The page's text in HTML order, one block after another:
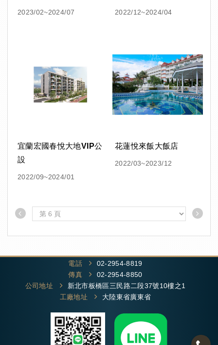
2023/02~2024/07 2022/12~2024/04
宜蘭宏國春悅大地VIP公
設
2022/09~2024/01
花蓮悅來飯大飯店
2022/03~2023/12
電話
02-2954-8819
傳真
02-2954-8850
公司地址
新北市板橋區三民路二段37號10樓之1
工廠地址
大陸東省廣東省